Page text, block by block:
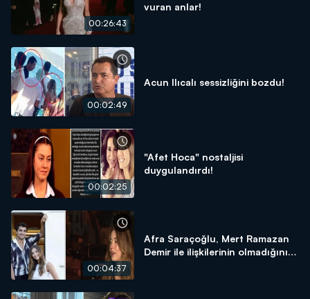
00:26:43
vuran anlar!
00:02:49
Acun Ilıcalı sessizliğini bozdu!
00:02:25
"Afet Hoca" nostaljisi
duygulandırdı!
00:04:37
Afra Saraçoğlu, Mert Ramazan
Demir ile ilişkilerinin olmadığını